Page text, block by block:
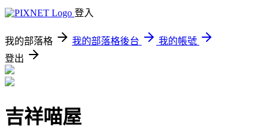
登入
我的部落格 我的部落格後台
我的帳號
登出
吉祥喵屋